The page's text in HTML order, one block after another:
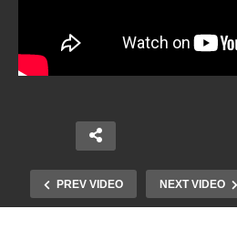
PREV VIDEO NEXT VIDEO